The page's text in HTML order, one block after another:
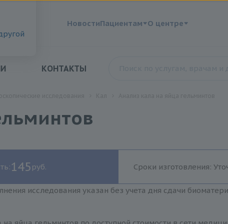
НовостиПациентам О центре
КОНТАКТЫ
145 руб. Сроки изготовления:
исследования указан без учета дня сдачи